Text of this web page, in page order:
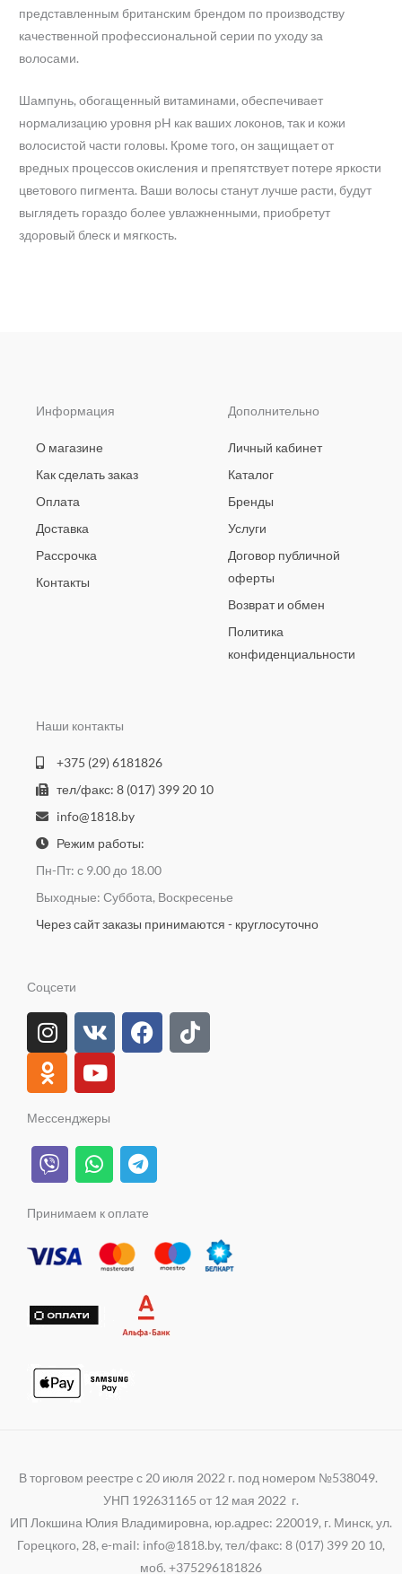
представленным британским брендом по производству
качественной профессиональной серии по уходу за
волосами.
Шампунь, обогащенный витаминами, обеспечивает
нормализацию уровня pH как ваших локонов, так и кожи
волосистой части головы. Кроме того, он защищает от
вредных процессов окисления и препятствует потере яркости
цветового пигмента. Ваши волосы станут лучше расти, будут
выглядеть гораздо более увлажненными, приобретут
здоровый блеск и мягкость.
Информация
О магазине
Как сделать заказ
Оплата
Доставка
Рассрочка
Контакты
Дополнительно
Личный кабинет
Каталог
Бренды
Услуги
Договор публичной
оферты
Возврат и обмен
Политика
конфиденциальности
Наши контакты
+375 (29) 6181826
тел/факс: 8 (017) 399 20 10
info@1818.by
Режим работы:
Пн-Пт: с 9.00 до 18.00
Выходные: Суббота, Воскресенье
Через сайт заказы принимаются - круглосуточно
Соцсети
I
n
s
t
a
r
a
V
k
F
a
o
k
T
i
O
d
n
o
k
a
s
n
i
k
Y
o
u
t
u
b
e
Мессенджеры
V
i
e
W
h
t
a
p
T
e
e
m
Принимаем к оплате
В торговом реестре с 20 июля 2022 г. под номером №538049.
УНП 192631165 от 12 мая 2022 г.
ИП Локшина Юлия Владимировна, юр.адрес: 220019, г. Минск, ул.
Горецкого, 28, e-mail: info@1818.by, тел/факс: 8 (017) 399 20 10,
моб. +375296181826